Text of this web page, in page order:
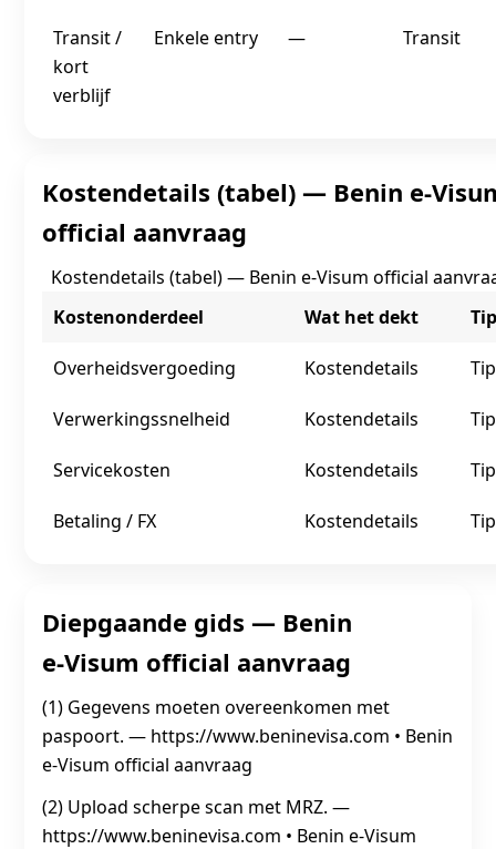
Transit /
kort
verblijf
Enkele entry — Transit
Kostendetails (tabel) — Benin
official aanvraag
Kostendetails (tabel) — Benin e‑Visum official
Kostenonderdeel
Wat het dekt Tip
Overheidsvergoeding Kostendetails Tip
Verwerkingssnelheid Kostendetails Tip
Servicekosten Kostendetails Tip
Betaling / FX Kostendetails Tip
Diepgaande gids — Benin
e‑Visum official aanvraag
(1) Gegevens moeten overeenkomen met
paspoort. — https://www.beninevisa.com • Benin
e‑Visum official aanvraag
(2) Upload scherpe scan met MRZ. —
https://www.beninevisa.com • Benin e‑Visum